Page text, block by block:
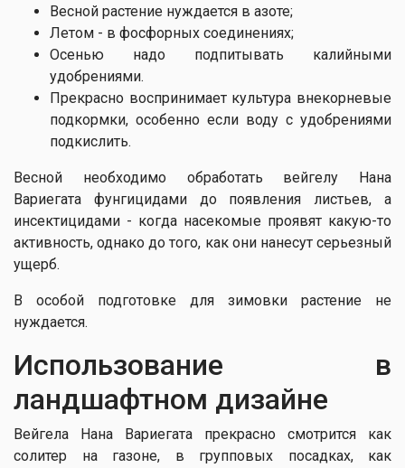
Весной растение нуждается в азоте;
Летом - в фосфорных соединениях;
Осенью надо подпитывать калийными
удобрениями.
Прекрасно воспринимает культура внекорневые
подкормки, особенно если воду с удобрениями
подкислить.
Весной необходимо обработать вейгелу Нана
Вариегата фунгицидами до появления листьев, а
инсектицидами - когда насекомые проявят какую-то
активность, однако до того, как они нанесут серьезный
ущерб.
В особой подготовке для зимовки растение не
нуждается.
Использование в
ландшафтном дизайне
Вейгела Нана Вариегата прекрасно смотрится как
солитер на газоне, в групповых посадках, как